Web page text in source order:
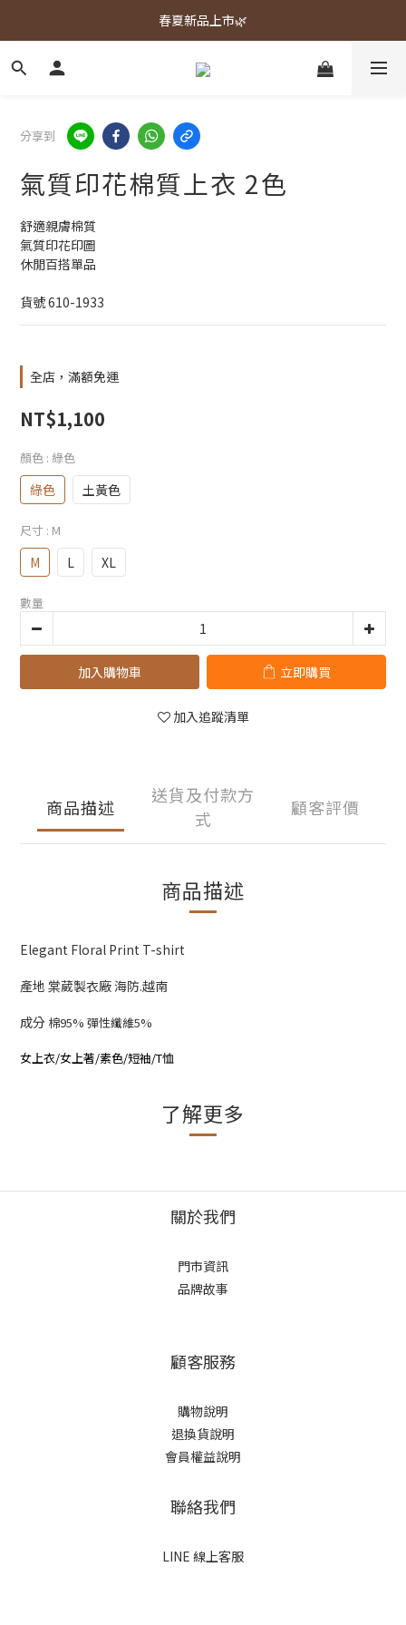
春夏新品上市🌿
春夏新品上市🌿
週週上新品✨
分享到
氣質印花棉質上衣 2色
舒適親膚棉質
氣質印花印圖
休閒百搭單品
貨號 610-1933
全店，滿額免運
NT$1,100
顏色 : 綠色
綠色 土黃色
尺寸 : M
M L XL
數量
加入購物車 立即購買
加入追蹤清單
商品描述
送貨及付款方
式
顧客評價
商品描述
Elegant Floral Print T-shirt
產地 棠葳製衣廠 海防.越南
成分 棉95% 彈性纖維5%
女上衣/女上著/素色/短袖/T恤
了解更多
關於我們
門市資訊
品牌故事
顧客服務
購物說明
退換貨說明
會員權益說明
聯絡我們
LINE 線上客服